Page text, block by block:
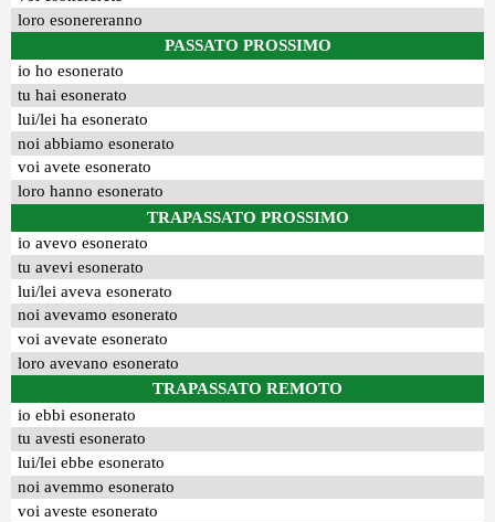
loro esonereranno
PASSATO PROSSIMO
io ho esonerato
tu hai esonerato
lui/lei ha esonerato
noi abbiamo esonerato
voi avete esonerato
loro hanno esonerato
TRAPASSATO PROSSIMO
io avevo esonerato
tu avevi esonerato
lui/lei aveva esonerato
noi avevamo esonerato
voi avevate esonerato
loro avevano esonerato
TRAPASSATO REMOTO
io ebbi esonerato
tu avesti esonerato
lui/lei ebbe esonerato
noi avemmo esonerato
voi aveste esonerato